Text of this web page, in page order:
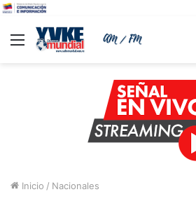
Menu
Inicio / Nacionales